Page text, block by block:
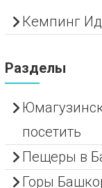
Кемпинг
Разделы
посетить
Пещеры в
Горы